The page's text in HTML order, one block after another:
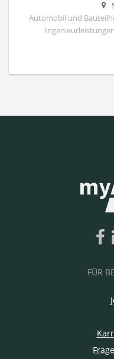
Automobil und
FÜR